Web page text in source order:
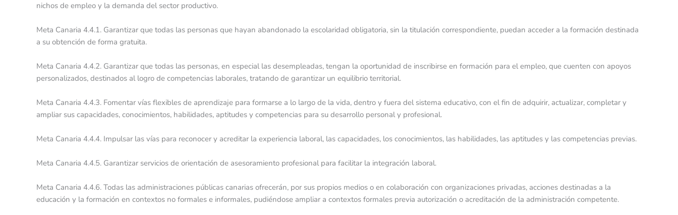
nichos de empleo y la demanda del sector productivo.
Meta Canaria 4.4.1. Garantizar que todas las personas que hayan abandonado la escolaridad obligatoria, sin la titulación correspondiente, puedan acceder a la formación destinada
a su obtención de forma gratuita.
Meta Canaria 4.4.2. Garantizar que todas las personas, en especial las desempleadas, tengan la oportunidad de inscribirse en formación para el empleo, que cuenten con apoyos
personalizados, destinados al logro de competencias laborales, tratando de garantizar un equilibrio territorial.
Meta Canaria 4.4.3. Fomentar vías flexibles de aprendizaje para formarse a lo largo de la vida, dentro y fuera del sistema educativo, con el fin de adquirir, actualizar, completar y
ampliar sus capacidades, conocimientos, habilidades, aptitudes y competencias para su desarrollo personal y profesional.
Meta Canaria 4.4.4. Impulsar las vías para reconocer y acreditar la experiencia laboral, las capacidades, los conocimientos, las habilidades, las aptitudes y las competencias previas.
Meta Canaria 4.4.5. Garantizar servicios de orientación de asesoramiento profesional para facilitar la integración laboral.
Meta Canaria 4.4.6. Todas las administraciones públicas canarias ofrecerán, por sus propios medios o en colaboración con organizaciones privadas, acciones destinadas a la
educación y la formación en contextos no formales e informales, pudiéndose ampliar a contextos formales previa autorización o acreditación de la administración competente.